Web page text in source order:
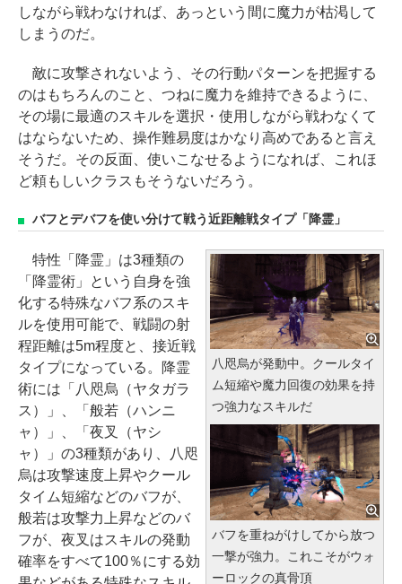
しながら戦わなければ、あっという間に魔力が枯渇して
しまうのだ。
敵に攻撃されないよう、その行動パターンを把握する
のはもちろんのこと、つねに魔力を維持できるように、
その場に最適のスキルを選択・使用しながら戦わなくて
はならないため、操作難易度はかなり高めであると言え
そうだ。その反面、使いこなせるようになれば、これほ
ど頼もしいクラスもそうないだろう。
バフとデバフを使い分けて戦う近距離戦タイプ「降霊」
八咫烏が発動中。クールタイ
ム短縮や魔力回復の効果を持
つ強力なスキルだ
バフを重ねがけしてから放つ
一撃が強力。これこそがウォ
ーロックの真骨頂
特性「降霊」は3種類の
「降霊術」という自身を強
化する特殊なバフ系のスキ
ルを使用可能で、戦闘の射
程距離は5m程度と、接近戦
タイプになっている。降霊
術には「八咫烏（ヤタガラ
ス）」、「般若（ハンニ
ャ）」、「夜叉（ヤシ
ャ）」の3種類があり、八咫
烏は攻撃速度上昇やクール
タイム短縮などのバフが、
般若は攻撃力上昇などのバ
フが、夜叉はスキルの発動
確率をすべて100％にする効